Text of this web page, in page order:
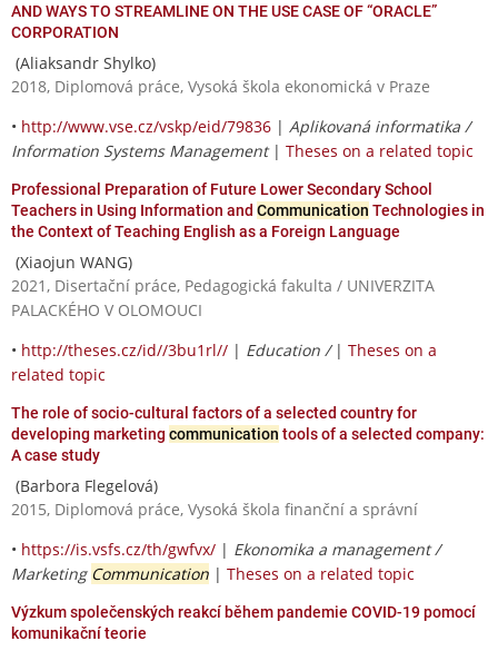
AND WAYS TO STREAMLINE ON THE USE CASE OF “ORACLE”
CORPORATION
(Aliaksandr Shylko)
2018, Diplomová práce, Vysoká škola ekonomická v Praze
• http://www.vse.cz/vskp/eid/79836 | Aplikovaná informatika /
Information Systems Management| Theses on a related topic
Professional Preparation of Future Lower Secondary School
Teachers in Using Information and Communication Technologies in
the Context of Teaching English as a Foreign Language
(Xiaojun WANG)
2021, Disertační práce, Pedagogická fakulta / UNIVERZITA
PALACKÉHO V OLOMOUCI
• http://theses.cz/id//3bu1rl// | Education / | Theses on a
related topic
The role of socio-cultural factors of a selected country for
developing marketing communication tools of a selected company:
A case study
(Barbora Flegelová)
2015, Diplomová práce, Vysoká škola finanční a správní
• https://is.vsfs.cz/th/gwfvx/ | Ekonomika a management /
Marketing Communication | Theses on a related topic
Výzkum společenských reakcí během pandemie COVID-19 pomocí
komunikační teorie